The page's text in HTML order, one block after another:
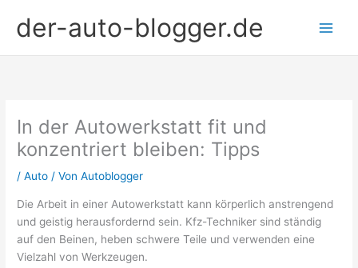
Inhaltder-auto-blogger.de
In der Autowerkstatt fit und
konzentriert bleiben: Tipps
/Auto / VonAutoblogger
Die Arbeit in einer Autowerkstatt kann körperlich anstrengend
und geistig herausfordernd sein. Kfz-Techniker sind ständig
auf den Beinen, heben schwere Teile und verwenden eine
Vielzahl von Werkzeugen.